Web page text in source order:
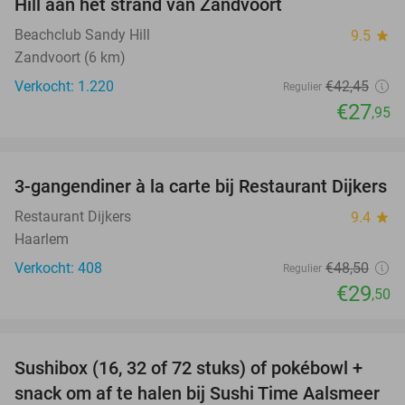
Hill aan het strand van Zandvoort
Beachclub Sandy Hill 9.5 star
Zandvoort (6 km)
Verkocht: 1.220
Regulier €42,45
€27,95
39%
3-gangendiner à la carte bij Restaurant Dijkers
Restaurant Dijkers 9.4 star
Haarlem
Verkocht: 408
Regulier €48,50
€29,50
43%
TODAY
Sushibox (16, 32 of 72 stuks) of pokébowl +
snack om af te halen bij Sushi Time Aalsmeer